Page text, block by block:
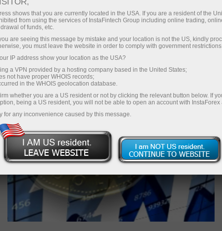
EL PIB DE RUSIA SE CONTRAE
POR PRIMERA VEZ EN 3 AÑOS
shows that you are currently located in the USA. If you are a resident of the
from using the services of InstaFintech Group including online trading,
of funds, etc.
are seeing this message by mistake and your location is not the US, kindly
you must leave the website in order to comply with government
IP address show your location as the USA?
a VPN provided by a hosting company based in the United States;
not have proper WHOIS records;
in the WHOIS geolocation database.
whether you are a US resident or not by clicking the relevant button below. If
being a US resident, you will not be able to open an account with InstaForex
for any inconvenience caused by this message.